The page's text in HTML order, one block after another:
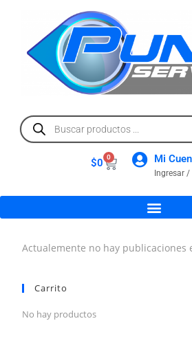
$0 0 Mi
Ingresar
Actualemente no hay publicaciones
Carrito
No hay productos